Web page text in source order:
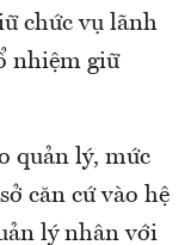
chức vụ lãnh
nhiệm giữ
quản lý, mức
căn cứ vào hệ
lý nhân với